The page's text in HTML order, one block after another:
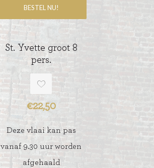
St. Yvette groot 8
pers.
€22,50
Deze vlaai kan pas
vanaf 9.30 uur worden
afgehaald